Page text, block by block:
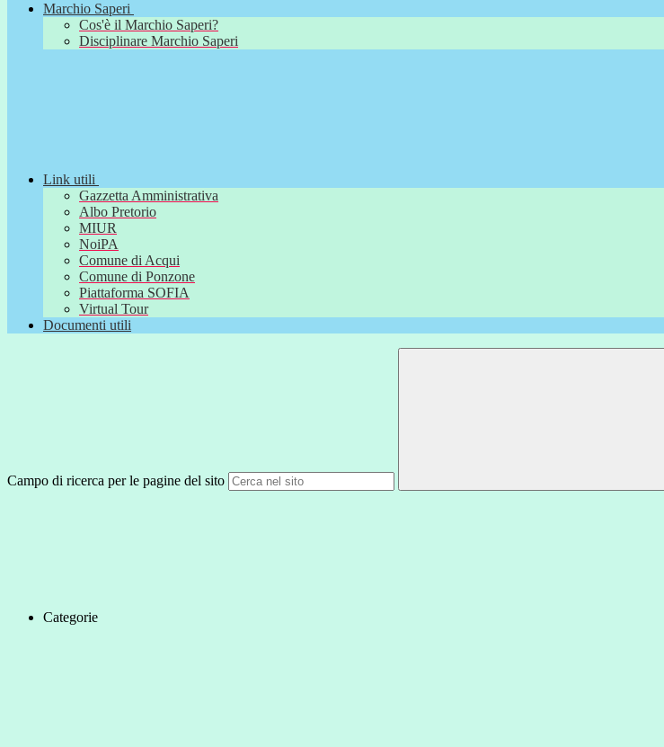
Marchio Saperi
Cos'è il Marchio Saperi?
Disciplinare Marchio Saperi
Link utili
Gazzetta Amministrativa
Albo Pretorio
MIUR
NoiPA
Comune di Acqui
Comune di Ponzone
Piattaforma SOFIA
Virtual Tour
Documenti utili
Campo di ricerca per le pagine del sito
Categorie